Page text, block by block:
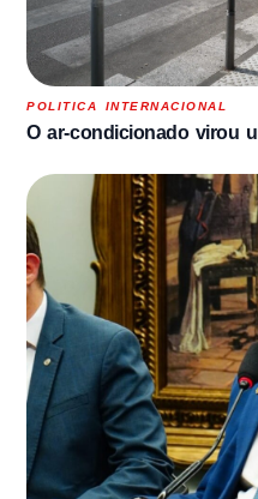
POLITICA INTERNACIONAL
O ar-condicionado virou